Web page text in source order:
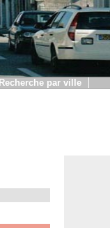
Recherche par ville